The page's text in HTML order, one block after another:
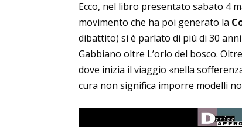
Ecco, nel libro presentato sabato 4
movimento che ha poi generato la
dibattito) si è parlato di più di 30
Gabbiano oltre L’orlo del bosco.
dove inizia il viaggio «nella
cura non significa imporre modelli